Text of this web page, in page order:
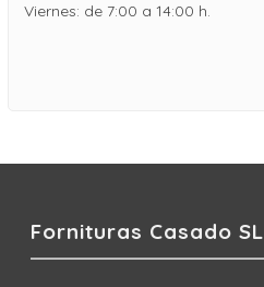
Viernes: de 7:00 a 14:00 h.
Fornituras Casado SL